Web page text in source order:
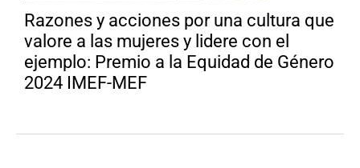
Razones y acciones por una cultura que
valore a las mujeres y lidere con el
ejemplo: Premio a la Equidad de Género
2024 IMEF-MEF